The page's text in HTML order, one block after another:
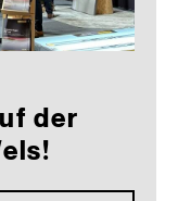
der